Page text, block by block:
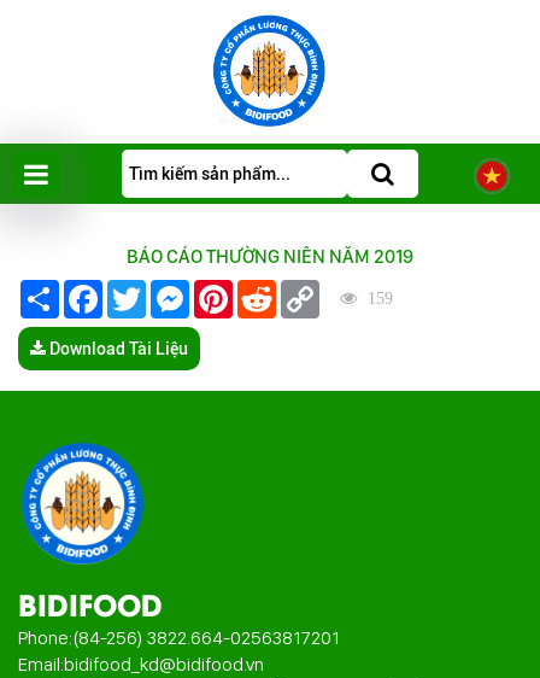
BÁO CÁO THƯỜNG NIÊN NĂM 2019
Share Facebook
TwitterMessengerPinterestReddit Copy
Link
159
Download Tài Liệu
BIDIFOOD
Phone:(84-256) 3822.664-02563817201
Email:bidifood_kd@bidifood.vn